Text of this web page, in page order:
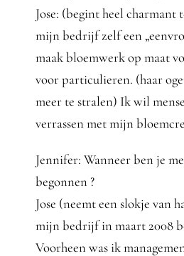
Jose: (begint heel charmant
mijn bedrijf zelf een
maak bloemwerk op maat
voor particulieren. (haar
meer te stralen) Ik wil
verrassen met mijn
Jennifer: Wanneer ben je
begonnen ?
Jose (neemt een slokje van
mijn bedrijf in maart 2008
Voorheen was ik